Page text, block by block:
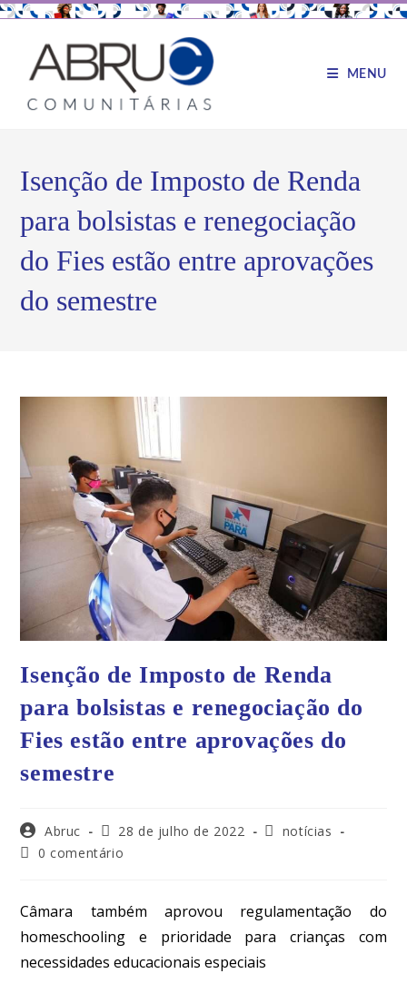
MENU
Isenção de Imposto de Renda
para bolsistas e renegociação
do Fies estão entre aprovações
do semestre
Isenção de Imposto de Renda
para bolsistas e renegociação do
Fies estão entre aprovações do
semestre
Abruc 28 de julho de 2022
notícias
0 comentário
Câmara também aprovou regulamentação do
homeschooling e prioridade para crianças com
necessidades educacionais especiais